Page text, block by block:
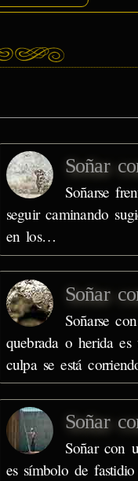
Soñar
Soñarse
seguir caminando
en los…
Soñar
Soñarse
quebrada o herida
culpa se está
Soñar
Soñar con
es símbolo de